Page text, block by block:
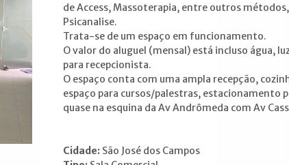
de Access, Massoterapia, entre outros
Psicanalise.
Trata-se de um espaço em funcionamento.
O valor do aluguel (mensal) está incluso água,
para recepcionista.
O espaço conta com uma ampla recepção,
espaço para cursos/palestras, estacionamento
quase na esquina da Av Andrômeda com Av
Cidade: São José dos Campos